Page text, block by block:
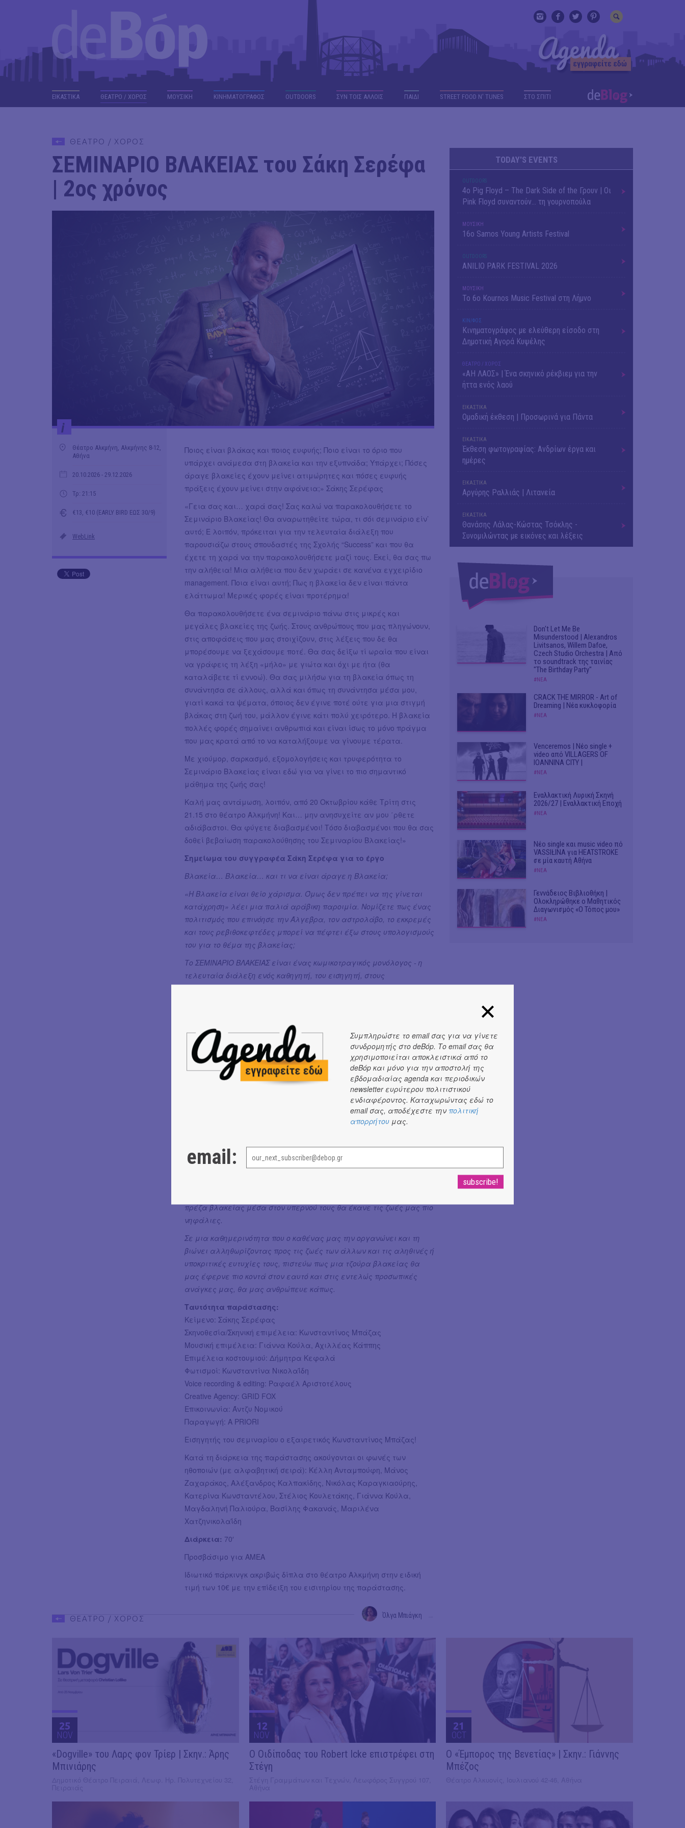
ΕΙΚΑΣΤΙΚΑ ΘΕΑΤΡΟ / ΧΟΡΟΣ ΜΟΥΣΙΚΗ ΚΙΝΗΜΑΤΟΓΡΑΦΟΣ OUTDΟORS ΣΥΝ ΤΟΙΣ ΑΛΛΟΙΣ ΠΑΙΔΙ STREET FOOD N' TUNES ΣΤΟ ΣΠΙΤΙ
ΘΕΑΤΡΟ / ΧΟΡΟΣ
ΣΕΜΙΝΑΡΙΟ ΒΛΑΚΕΙΑΣ του Σάκη Σερέφα
| 2ος χρόνος
i
Θέατρο Αλκμήνη, Αλκμήνης 8-12,
Αθήνα
20.10.2026 - 29.12.2026
Τρ: 21:15
€13, €10 (EARLY BIRD ΕΩΣ 30/9)
WebLink
Ποιος είναι βλάκας και ποιος ευφυής; Ποιο είναι το όριο που
υπάρχει ανάμεσα στη βλακεία και την εξυπνάδα; Υπάρχει; Πόσες
άραγε βλακείες έχουν μείνει ατιμώρητες και πόσες ευφυής
πράξεις έχουν μείνει στην αφάνεια;» Σάκης Σερέφας
«Γεια σας και… χαρά σας! Σας καλώ να παρακολουθήσετε το
Σεμινάριο Βλακείας! Θα αναρωτηθείτε τώρα, τι σόι σεμινάριο είν’
αυτό; Ε λοιπόν, πρόκειται για την τελευταία διάλεξη που
παρουσιάζω στους σπουδαστές της Σχολής “Success” και που θα
έχετε τη χαρά να την παρακολουθήσετε μαζί τους. Εκεί, θα σας πω
την αλήθεια! Μια αλήθεια που δεν χωράει σε κανένα εγχειρίδιο
management. Ποια είναι αυτή; Πως η βλακεία δεν είναι πάντα
ελάττωμα! Μερικές φορές είναι προτέρημα!
Θα παρακολουθήσετε ένα σεμινάριο πάνω στις μικρές και
μεγάλες βλακείες της ζωής. Στους ανθρώπους που μας πληγώνουν,
στις αποφάσεις που μας στοιχίζουν, στις λέξεις που δε θα
μπορέσουμε να ξεχάσουμε ποτέ. Θα σας δείξω τί ωραία που είναι
να γράφεις τη λέξη «μήλο» με γιώτα και όχι με ήτα (θα
καταλάβετε τί εννοώ). Θα σας μιλήσω για τη βλακεία όπως τη
συνάντησα σε άλλους, αλλά και όπως τη συνάντησα μέσα μου,
γιατί κακά τα ψέματα, όποιος δεν έγινε ποτέ ούτε για μια στιγμή
βλάκας στη ζωή του, μάλλον έγινε κάτι πολύ χειρότερο. Η βλακεία
πολλές φορές σημαίνει ανθρωπιά και είναι ίσως το μόνο πράγμα
που μας κρατά από το να καταλήξουμε να γίνουμε τέρατα.
Με χιούμορ, σαρκασμό, εξομολογήσεις και τρυφερότητα το
Σεμινάριο Βλακείας είναι εδώ για να γίνει το πιο σημαντικό
μάθημα της ζωής σας!
Καλή μας αντάμωση, λοιπόν, από 20 Οκτωβρίου κάθε Τρίτη στις
21.15 στο θέατρο Αλκμήνη! Και… μην ανησυχείτε αν μου ΄ρθετε
αδιάβαστοι. Θα φύγετε διαβασμένοι! Τόσο διαβασμένοι που θα σας
δοθεί βεβαίωση παρακολούθησης του Σεμιναρίου Βλακείας!»
Σημείωμα του συγγραφέα Σάκη Σερέφα για το έργο
Βλακεία… Βλακεία… και τι να είναι άραγε η Βλακεία;
«Η Βλακεία είναι θείο χάρισμα. Όμως δεν πρέπει να της γίνεται
κατάχρηση» λέει μια παλιά αράβικη παροιμία. Νομίζετε πως ένας
πολιτισμός που επινόησε την Άλγεβρα, τον αστρολάβο, το εκκρεμές
και τους ρεβιθοκεφτέδες μπορεί να πέφτει έξω στους υπολογισμούς
του για το θέμα της βλακείας;
Το ΣΕΜΙΝΑΡΙΟ ΒΛΑΚΕΙΑΣ είναι ένας κωμικοτραγικός μονόλογος - η
τελευταία διάλεξη ενός καθηγητή, του εισηγητή, στους
τελειόφοιτους ενός σύγχρονου τεχνοκρατικού κολεγίου. Το
τετράγωνη και συχνά ανελέητη λογική της εποχής μας.
«Η βλακεία είναι πράξη, είναι συμπεριφορά, είναι στρατηγική, δεν
είναι αφηρημένη σκέψη. Η βλακεία δεν κρύβεται μέσα στις
προθέσεις μας, αλλά μέσα στις πράξεις μας.»
Ένας μονόλογος με πολύ έντονο το κωμικό στοιχείο που μπορεί να
γίνεται και τραγικό… γιατί «η βλακεία κατοικεί μέσα σε κάθε
άνθρωπο… και περιμένει την κατάλληλη στιγμή για να
μεγαλουργήσει». Ποια είναι αυτή η στιγμή; Πόσες είναι αυτές οι
Σε έναν κόσμο όπου τα μεγαλύτερα εγκλήματα γεννιούνται μέσα
σε μυαλά ανθρώπων που συχνά διακρίνονται για την ευφυΐα τους
πρέζα βλακείας μέσα στον υπερνού τους θα έκανε τις ζωές μας πιο
νηφάλιες.
Σε μια καθημερινότητα που ο καθένας μας την οργανώνει και τη
βιώνει αλληθωρίζοντας προς τις ζωές των άλλων και τις αληθινές ή
υποκριτικές ευτυχίες τους, πιστεύω πως μια τζούρα βλακείας θα
μας έφερνε πιο κοντά στον εαυτό και στις εντελώς προσωπικές
ανάγκες μας, θα μας ανθρώπευε κάπως.
Ταυτότητα παράστασης:
Κείμενο: Σάκης Σερέφας
Σκηνοθεσία/Σκηνική επιμέλεια: Κωνσταντίνος Μπάζας
Μουσική επιμέλεια: Γιάννα Κούλα, Αχιλλέας Κάππης
Επιμέλεια κοστουμιού: Δήμητρα Κεφαλά
Φωτισμοί: Κωνσταντίνα Νικολαΐδη
Voice recording & editing: Ραφαέλ Αριστοτέλους
Creative Agency: GRID FOX
Επικοινωνία: Άντζυ Νομικού
Παραγωγή: Α PRIORI
Εισηγητής του σεμιναρίου ο εξαιρετικός Κωνσταντίνος Μπάζας!
Κατά τη διάρκεια της παράστασης ακούγονται οι φωνές των
ηθοποιών (με αλφαβητική σειρά): Κέλλη Ανταμπούφη, Μάνος
Ζαχαράκος, Αλέξανδρος Καλπακίδης, Νικόλας Καραγκιαούρης,
Κατερίνα Κωνσταντέλου, Στέλιος Κουλετάκης, Γιάννα Κούλα,
Μαγδαληνή Παλιούρα, Βασίλης Φακανάς, Μαριλένα
Χατζηνικολαΐδη
Διάρκεια: 70′
Προσβάσιμο για ΑΜΕΑ
Ιδιωτικό πάρκινγκ ακριβώς δίπλα στο θέατρο Αλκμήνη στην ειδική
τιμή των 10€ με την επίδειξη του εισιτηρίου της παράστασης.
Όλγα Μπιάγκη
TODAY'S EVENTS
OUTDΟORS
4ο Pig Floyd – The Dark Side of the Γρουν | Οι
Pink Floyd συναντούν… τη γουρνοπούλα
ΜΟΥΣΙΚΗ
16o Samos Young Artists Festival
OUTDΟORS
ANILIO PARK FESTIVAL 2026
ΜΟΥΣΙΚΗ
Το 6ο Kournos Music Festival στη Λήμνο
ΚΙΝ/ΦΟΣ
Κινηματογράφος με ελεύθερη είσοδο στη
Δημοτική Αγορά Κυψέλης
ΘΕΑΤΡΟ / ΧΟΡΟΣ
«ΑΗ ΛΑΟΣ» | Ένα σκηνικό ρέκβιεμ για την
ήττα ενός λαού
ΕΙΚΑΣΤΙΚΑ
Ομαδική έκθεση | Προσωρινά για Πάντα
ΕΙΚΑΣΤΙΚΑ
Έκθεση φωτογραφίας: Ανδρίων έργα και
ημέρες
ΕΙΚΑΣΤΙΚΑ
Αργύρης Ραλλιάς | Λιτανεία
ΕΙΚΑΣΤΙΚΑ
Θανάσης Λάλας-Κώστας Τσόκλης -
Συνομιλώντας με εικόνες και λέξεις
Don't Let Me Be
Misunderstood | Alexandros
Livitsanos, Willem Dafoe,
Czech Studio Orchestra | Από
το soundtrack της ταινίας
"The Birthday Party"
#ΝΕΑ
CRACK THE MIRROR - Art of
Dreaming | Νέα κυκλοφορία
#ΝΕΑ
Venceremos | Νέο single +
video από VILLAGERS OF
IOANNINA CITY |
#ΝΕΑ
Εναλλακτική Λυρική Σκηνή
2026/27 | Εναλλακτική Εποχή
#ΝΕΑ
Νέο single και music video πό
VASSIŁINA για HEATSTROKE
σε μία καυτή Αθήνα
#ΝΕΑ
Γεννάδειος Βιβλιοθήκη |
Ολοκληρώθηκε ο Μαθητικός
Διαγωνισμός «Ο Τόπος μου»
#ΝΕΑ
ΘΕΑΤΡΟ / ΧΟΡΟΣ
25
NOV
«Dogville» του Λαρς φον Τρίερ | Σκην.: Άρης
Μπινιάρης
12
NOV
O Οιδίποδας του Robert Icke επιστρέφει στη
Στέγη
21
OCT
Ο «Έμπορος της Βενετίας» | Σκην.: Γιάννης
Μπέζος
Συμπληρώστε το email σας για να γίνετε
συνδρομητής στο deBόp. Το email σας θα
χρησιμοποιείται αποκλειστικά από το
deBόp και μόνο για την αποστολή της
εβδομαδιαίας agenda και περιοδικών
newsletter ευρύτερου πολιτιστικού
ενδιαφέροντος. Καταχωρώντας εδώ το
email σας, αποδέχεστε την πολιτική
απορρήτου μας.
email: